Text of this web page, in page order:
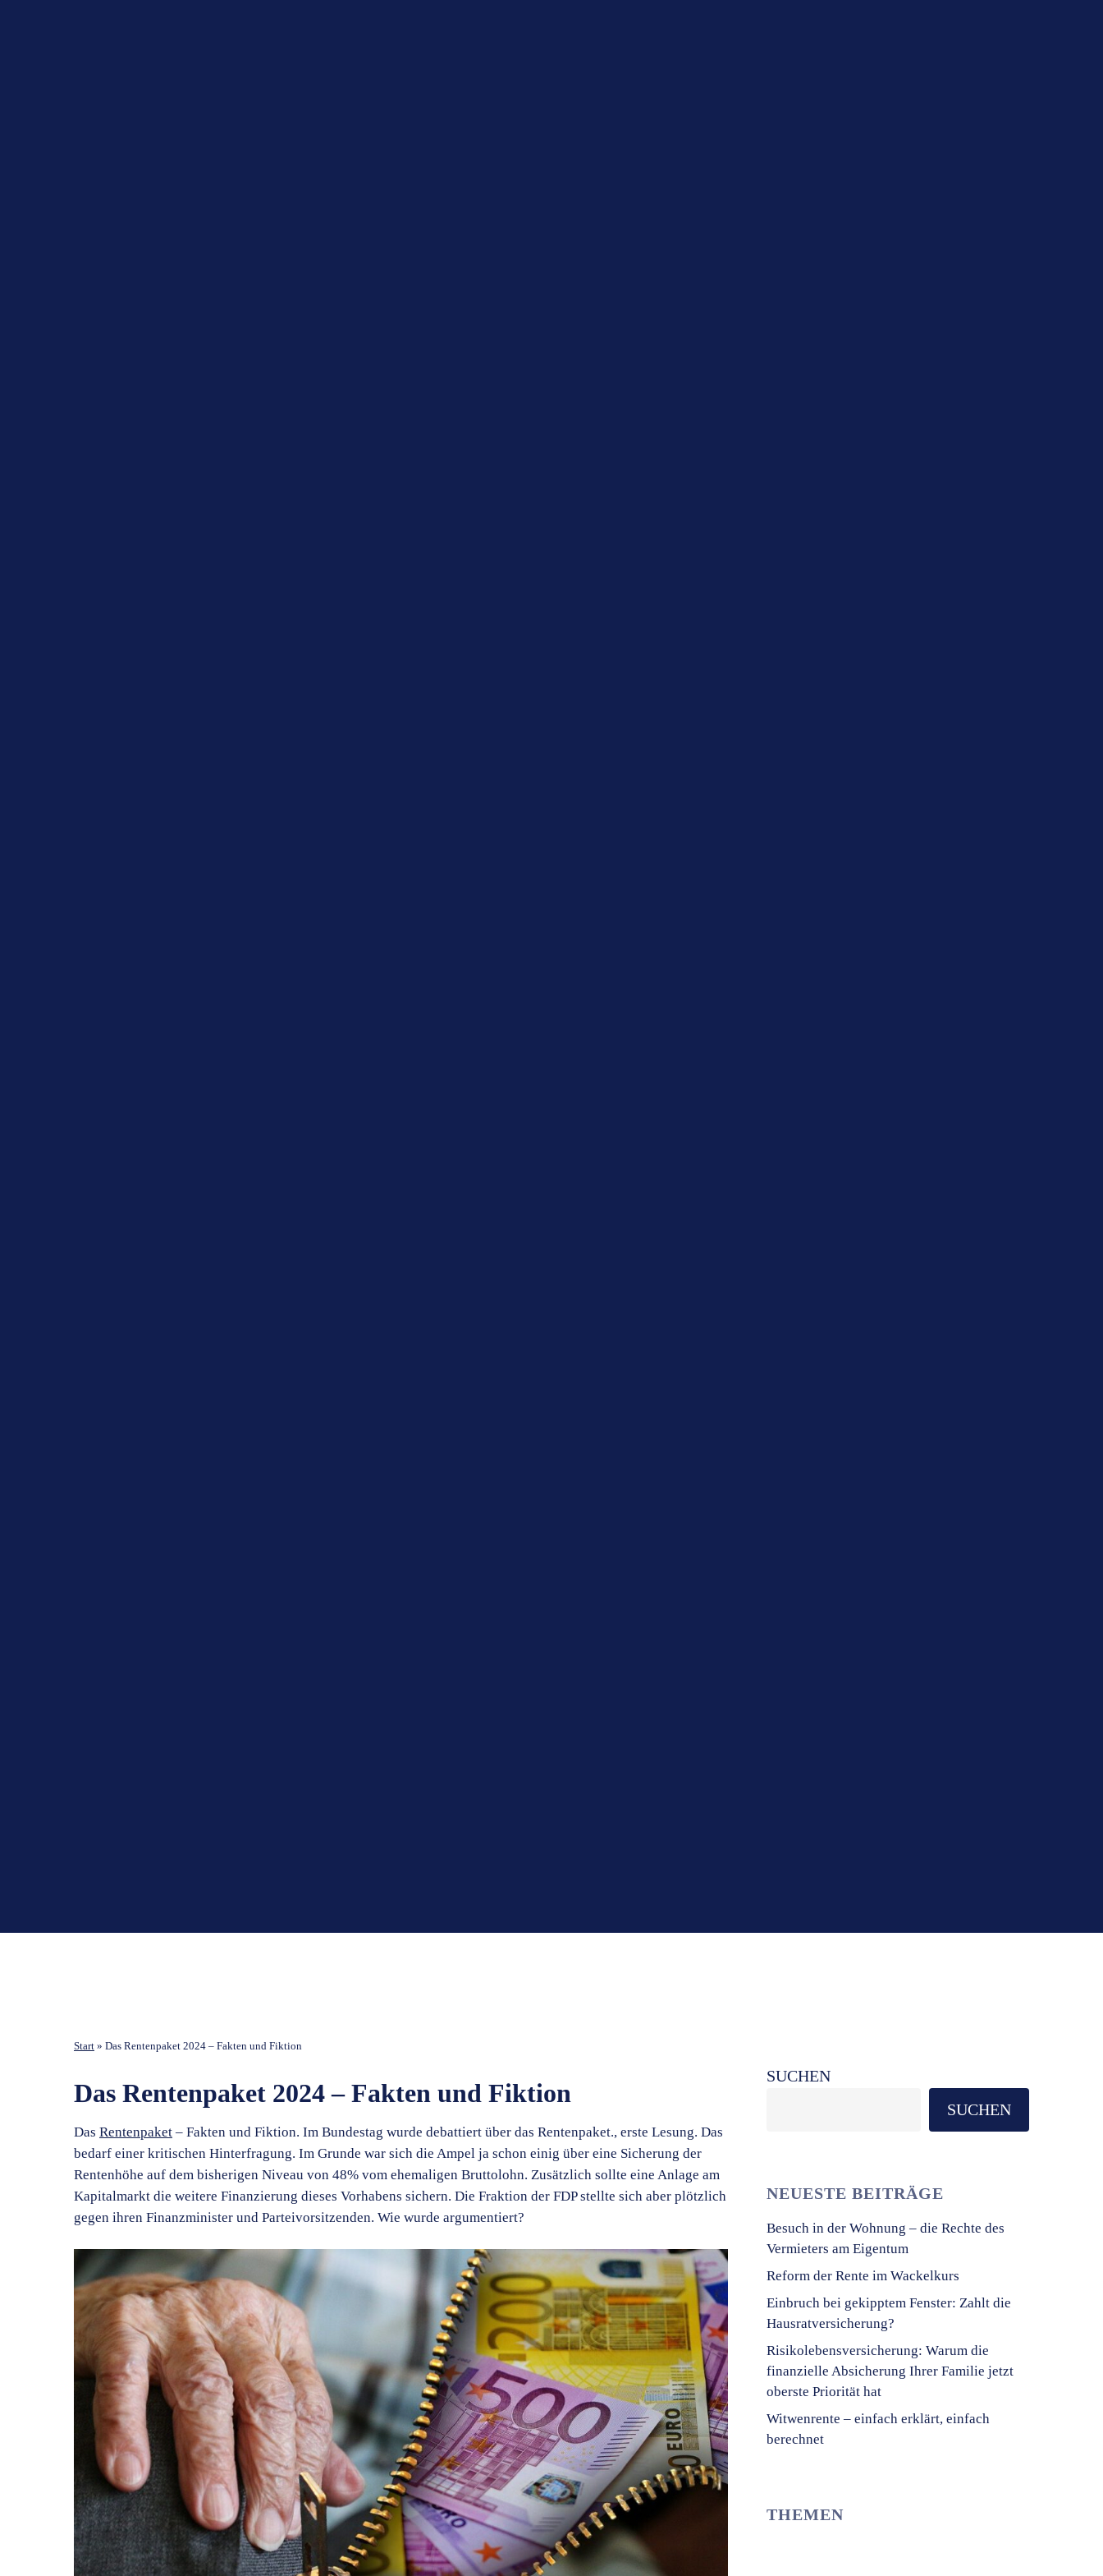
Start » Das Rentenpaket 2024 – Fakten und Fiktion
Das Rentenpaket 2024 – Fakten und Fiktion
Das Rentenpaket – Fakten und Fiktion. Im Bundestag wurde debattiert über das Rentenpaket., erste Lesung. Das
bedarf einer kritischen Hinterfragung. Im Grunde war sich die Ampel ja schon einig über eine Sicherung der
Rentenhöhe auf dem bisherigen Niveau von 48% vom ehemaligen Bruttolohn. Zusätzlich sollte eine Anlage am
Kapitalmarkt die weitere Finanzierung dieses Vorhabens sichern. Die Fraktion der FDP stellte sich aber plötzlich
gegen ihren Finanzminister und Parteivorsitzenden. Wie wurde argumentiert?
SUCHEN
SUCHEN
NEUESTE BEITRÄGE
Besuch in der Wohnung – die Rechte des
Vermieters am Eigentum
Reform der Rente im Wackelkurs
Einbruch bei gekipptem Fenster: Zahlt die
Hausratversicherung?
Risikolebensversicherung: Warum die
finanzielle Absicherung Ihrer Familie jetzt
oberste Priorität hat
Witwenrente – einfach erklärt, einfach
berechnet
THEMEN